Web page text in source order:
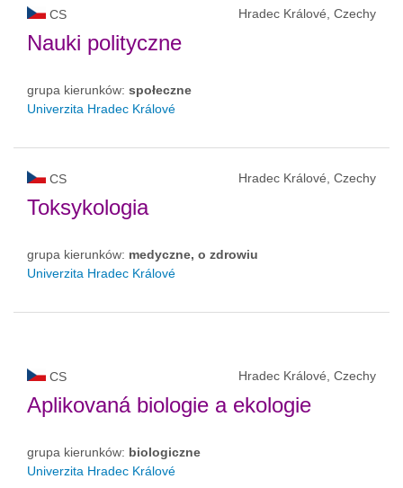
CS Hradec Králové, Czechy
Nauki polityczne
grupa kierunków: społeczne
Univerzita Hradec Králové
CS Hradec Králové, Czechy
Toksykologia
grupa kierunków: medyczne, o zdrowiu
Univerzita Hradec Králové
CS Hradec Králové, Czechy
Aplikovaná biologie a ekologie
grupa kierunków: biologiczne
Univerzita Hradec Králové